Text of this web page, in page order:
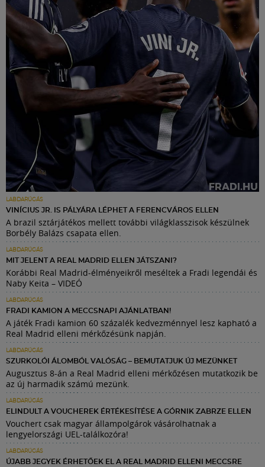
LABDARÚGÁS
VINÍCIUS JR. IS PÁLYÁRA LÉPHET A FERENCVÁROS ELLEN
A brazil sztárjátékos mellett további világklasszisok készülnek
Borbély Balázs csapata ellen.
LABDARÚGÁS
MIT JELENT A REAL MADRID ELLEN JÁTSZANI?
Korábbi Real Madrid-élményeikről meséltek a Fradi legendái és
Naby Keita – VIDEÓ
LABDARÚGÁS
FRADI KAMION A MECCSNAPI AJÁNLATBAN!
A játék Fradi kamion 60 százalék kedvezménnyel lesz kapható a
Real Madrid elleni mérkőzésünk napján.
LABDARÚGÁS
SZURKOLÓI ÁLOMBÓL VALÓSÁG – BEMUTATJUK ÚJ MEZÜNKET
Augusztus 8-án a Real Madrid elleni mérkőzésen mutatkozik be
az új harmadik számú mezünk.
LABDARÚGÁS
ELINDULT A VOUCHEREK ÉRTÉKESÍTÉSE A GÓRNIK ZABRZE ELLEN
Vouchert csak magyar állampolgárok vásárolhatnak a
lengyelországi UEL-találkozóra!
LABDARÚGÁS
ÚJABB JEGYEK ÉRHETŐEK EL A REAL MADRID ELLENI MECCSRE